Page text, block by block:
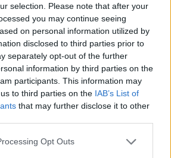
selection. Please note that after your
you may continue seeing
on personal information utilized by
disclosed to third parties prior to
separately opt-out of the further
information by third parties on the
participants. This information may
to third parties on the IAB’s List of
that may further disclose it to other
Opt Outs
E-Radio.gr στοGoogle News
τα πιο hot νέα .
θέματα γιαΜόδα,
και φυσικάCelebritiesστο νέο
E-Radio.gr και στο Instagram